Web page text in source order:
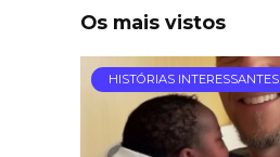
Os mais vistos
HISTÓRIAS INTERESSANTES